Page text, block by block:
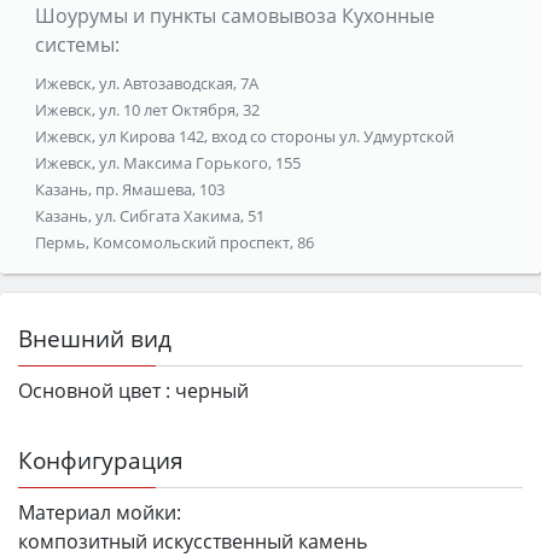
Шоурумы и пункты самовывоза Кухонные
системы:
Ижевск, ул. Автозаводская, 7А
Ижевск, ул. 10 лет Октября, 32
Ижевск, ул Кирова 142, вход со стороны ул. Удмуртской
Ижевск, ул. Максима Горького, 155
Казань, пр. Ямашева, 103
Казань, ул. Сибгата Хакима, 51
Пермь, Комсомольский проспект, 86
Внешний вид
Основной цвет : черный
Конфигурация
Материал мойки:
композитный искусственный камень